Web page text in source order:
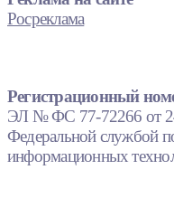
Росреклама
Регистрационный
ЭЛ № ФС 77-72266 от
Федеральной службой
информационных